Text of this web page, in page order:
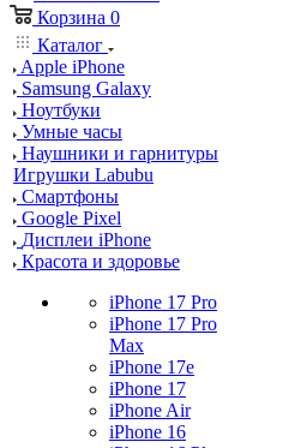
Корзина 0
Каталог
Apple iPhone
Samsung Galaxy
Ноутбуки
Умные часы
Наушники и гарнитуры
Игрушки Labubu
Смартфоны
Google Pixel
Дисплеи iPhone
Красота и здоровье
iPhone 17 Pro
iPhone 17 Pro
Max
iPhone 17e
iPhone 17
iPhone Air
iPhone 16